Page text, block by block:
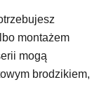
montażem
mogą
brodzikiem,